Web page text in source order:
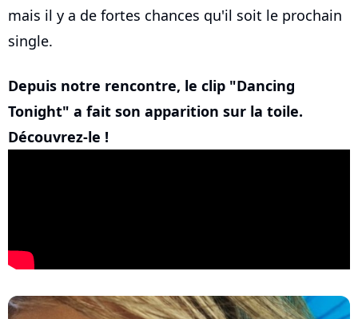
mais il y a de fortes chances qu'il soit le prochain
single.
Depuis notre rencontre, le clip "Dancing
Tonight" a fait son apparition sur la toile.
Découvrez-le !